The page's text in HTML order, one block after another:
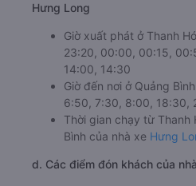
Hưng Long
Giờ xuất phát ở Thanh
23:20, 00:00, 00:15,
14:00, 14:30
Giờ đến nơi ở Quảng
6:50, 7:30, 8:00, 18:30,
Thời gian chạy từ Thanh
Bình của nhà xe Hưng
d. Các điểm đón khách của